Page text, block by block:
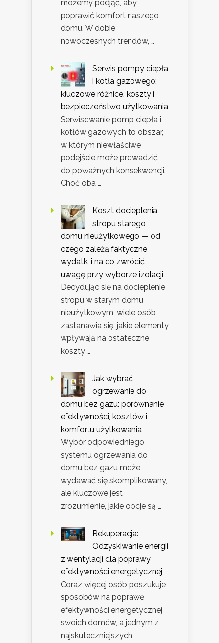
możemy podjąć, aby
poprawić komfort naszego
domu. W dobie
nowoczesnych trendów, …
Serwis pompy ciepła
i kotła gazowego:
kluczowe różnice, koszty i
bezpieczeństwo użytkowania
Serwisowanie pomp ciepła i
kotłów gazowych to obszar,
w którym niewłaściwe
podejście może prowadzić
do poważnych konsekwencji.
Choć oba …
Koszt docieplenia
stropu starego
domu nieużytkowego — od
czego zależą faktyczne
wydatki i na co zwrócić
uwagę przy wyborze izolacji
Decydując się na docieplenie
stropu w starym domu
nieużytkowym, wiele osób
zastanawia się, jakie elementy
wpływają na ostateczne
koszty …
Jak wybrać
ogrzewanie do
domu bez gazu: porównanie
efektywności, kosztów i
komfortu użytkowania
Wybór odpowiedniego
systemu ogrzewania do
domu bez gazu może
wydawać się skomplikowany,
ale kluczowe jest
zrozumienie, jakie opcje są …
Rekuperacja:
Odzyskiwanie energii
z wentylacji dla poprawy
efektywności energetycznej
Coraz więcej osób poszukuje
sposobów na poprawę
efektywności energetycznej
swoich domów, a jednym z
najskuteczniejszych